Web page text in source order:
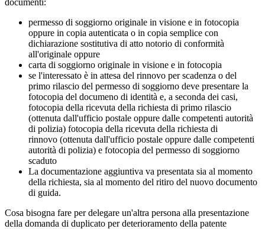
documenti:
permesso di soggiorno originale in visione e in fotocopia
oppure in copia autenticata o in copia semplice con
dichiarazione sostitutiva di atto notorio di conformità
all'originale oppure
carta di soggiorno originale in visione e in fotocopia
se l'interessato è in attesa del rinnovo per scadenza o del
primo rilascio del permesso di soggiorno deve presentare la
fotocopia del documeno di identità e, a seconda dei casi,
fotocopia della ricevuta della richiesta di primo rilascio
(ottenuta dall'ufficio postale oppure dalle competenti autorità
di polizia) fotocopia della ricevuta della richiesta di
rinnovo (ottenuta dall'ufficio postale oppure dalle competenti
autorità di polizia) e fotocopia del permesso di soggiorno
scaduto
La documentazione aggiuntiva va presentata sia al momento
della richiesta, sia al momento del ritiro del nuovo documento
di guida.
Cosa bisogna fare per delegare un'altra persona alla presentazione
della domanda di duplicato per deterioramento della patente